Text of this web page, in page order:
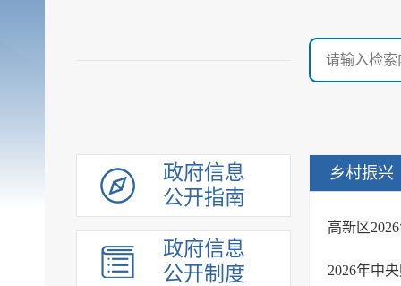
政府信息
公开指南
政府信息
公开制度
乡村振兴
高新区
2026年中